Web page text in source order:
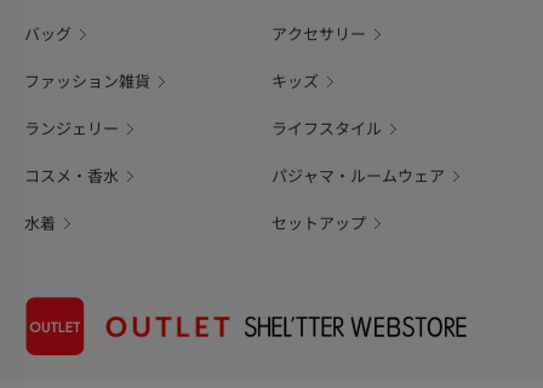
バッグ アクセサリー
ファッション雑貨 キッズ
ランジェリー ライフスタイル
コスメ・香水 パジャマ・ルームウェア
水着 セットアップ